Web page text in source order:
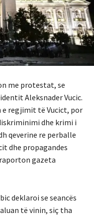
me protestat, se
Aleksnader Vucic.
regjimit të Vucict, por
dhe krimi i
qeverine re perballe
dhe propagandes
gazeta
deklaroi se seancës
të vinin, siç tha